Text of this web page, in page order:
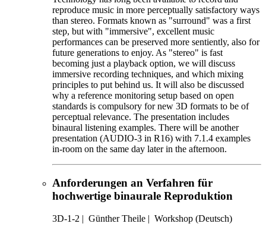
reproduce music in more perceptually satisfactory ways
than stereo. Formats known as "surround" was a first
step, but with "immersive", excellent music
performances can be preserved more sentiently, also for
future generations to enjoy. As "stereo" is fast
becoming just a playback option, we will discuss
immersive recording techniques, and which mixing
principles to put behind us. It will also be discussed
why a reference monitoring setup based on open
standards is compulsory for new 3D formats to be of
perceptual relevance. The presentation includes
binaural listening examples. There will be another
presentation (AUDIO-3 in R16) with 7.1.4 examples
in-room on the same day later in the afternoon.
Anforderungen an Verfahren für
hochwertige binaurale Reproduktion
3D-1-2 | Günther Theile | Workshop (Deutsch)